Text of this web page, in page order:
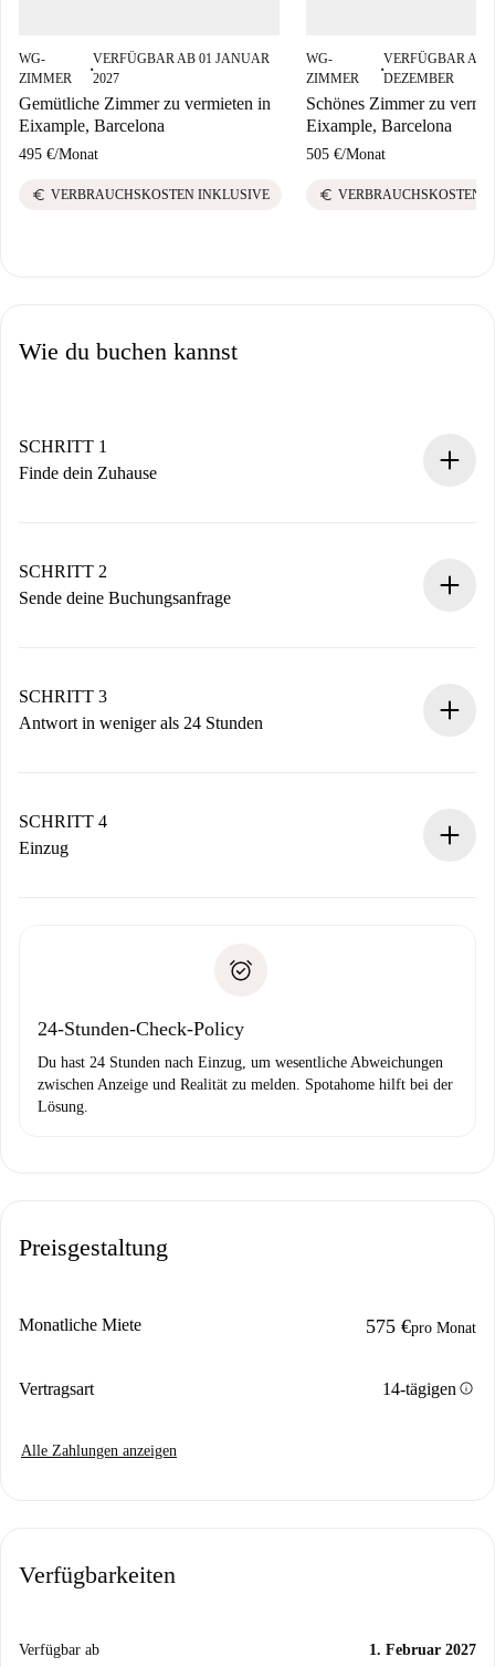
WG-
ZIMMER
■
VERFÜGBAR AB 01 JANUAR
2027
Gemütliche Zimmer zu vermieten in
Eixample, Barcelona
495 €/Monat
euro VERBRAUCHSKOSTEN INKLUSIVE
WG-
ZIMMER
■
VERFÜGBAR AB
DEZEMBER
Schönes Zimmer zu
Eixample, Barcelona
505 €/Monat
euro VERBRAUCHSKOSTEN
Wie du buchen kannst
SCHRITT 1
Finde dein Zuhause
Du erhältst alle notwendigen Informationen im Voraus.
SCHRITT 2
Sende deine Buchungsanfrage
Denk daran, dass wir dich erst belasten, wenn der
Vermieter zustimmt.
SCHRITT 3
Antwort in weniger als 24 Stunden
stellen den Kontakt her.
Wenn der Vermieter ablehnen muss, entstehen keine
SCHRITT 4
Einzug
24-Stunden-Check-Policy
Du hast 24 Stunden nach Einzug, um wesentliche Abweichungen
zwischen Anzeige und Realität zu melden. Spotahome hilft bei der
Lösung.
Preisgestaltung
Monatliche Miete 575 €pro Monat
Vertragsart 14-tägigen info
Alle Zahlungen anzeigen
Verfügbarkeiten
Verfügbar ab 1. Februar 2027